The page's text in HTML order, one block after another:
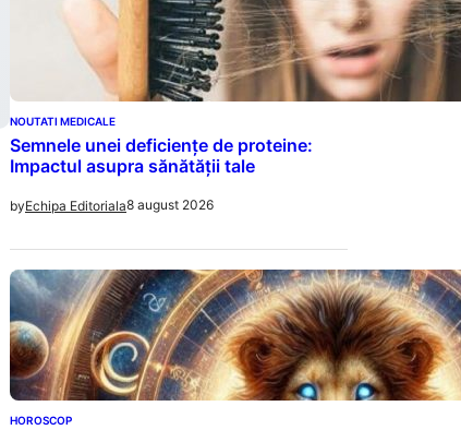
NOUTATI MEDICALE
Semnele unei deficiențe de proteine:
Impactul asupra sănătății tale
byEchipa Editoriala8 august 2026
HOROSCOP